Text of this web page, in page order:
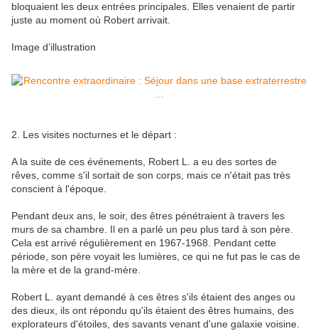
bloquaient les deux entrées principales. Elles venaient de partir
juste au moment où Robert arrivait.
Image d’illustration
2. Les visites nocturnes et le départ :
A la suite de ces événements, Robert L. a eu des sortes de
rêves, comme s'il sortait de son corps, mais ce n'était pas très
conscient à l'époque.
Pendant deux ans, le soir, des êtres pénétraient à travers les
murs de sa chambre. Il en a parlé un peu plus tard à son père.
Cela est arrivé régulièrement en 1967-1968. Pendant cette
période, son père voyait les lumières, ce qui ne fut pas le cas de
la mère et de la grand-mère.
Robert L. ayant demandé à ces êtres s'ils étaient des anges ou
des dieux, ils ont répondu qu'ils étaient des êtres humains, des
explorateurs d'étoiles, des savants venant d'une galaxie voisine.